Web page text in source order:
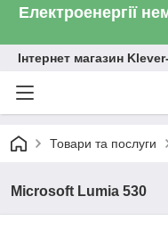
Електроенергії
Інтернет магазин
Товари та послуги
Microsoft Lumia 530